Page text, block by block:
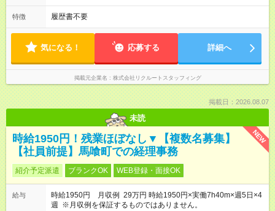
特徴 履歴書不要
気になる！ 応募する 詳細へ
掲載元企業名 株式会社リクルートスタッフィング
掲載日：2026.08.07
未読
NEW
時給1950円！残業ほぼなし▼【複数名募集】
【社員前提】馬喰町での経理事務
紹介予定派遣 ブランクOK WEB登録・面接OK
給与
時給1950円 月収例 29万円 時給1950円×実働7h40m×週5日×4
週 ※月収例を保証するものではありません。